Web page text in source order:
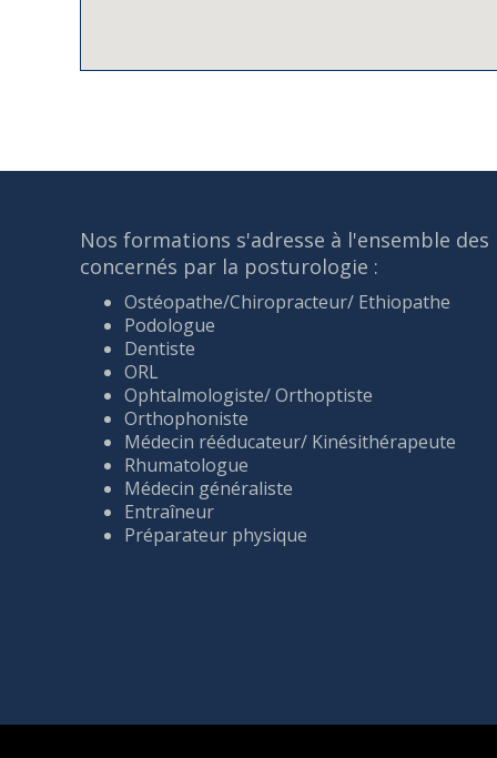
Nos formations s'adresse à l'ensemble
concernés par la posturologie :
Ostéopathe/Chiropracteur/ Ethiopathe
Podologue
Dentiste
ORL
Ophtalmologiste/ Orthoptiste
Orthophoniste
Médecin rééducateur/ Kinésithérapeute
Rhumatologue
Médecin généraliste
Entraîneur
Préparateur physique